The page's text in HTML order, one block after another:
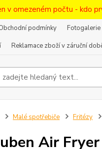
v omezeném počtu - kdo
podmínky Fotogalerie
Reklamace zboží v záruční
Malé spotřebiče Fritézy
Air